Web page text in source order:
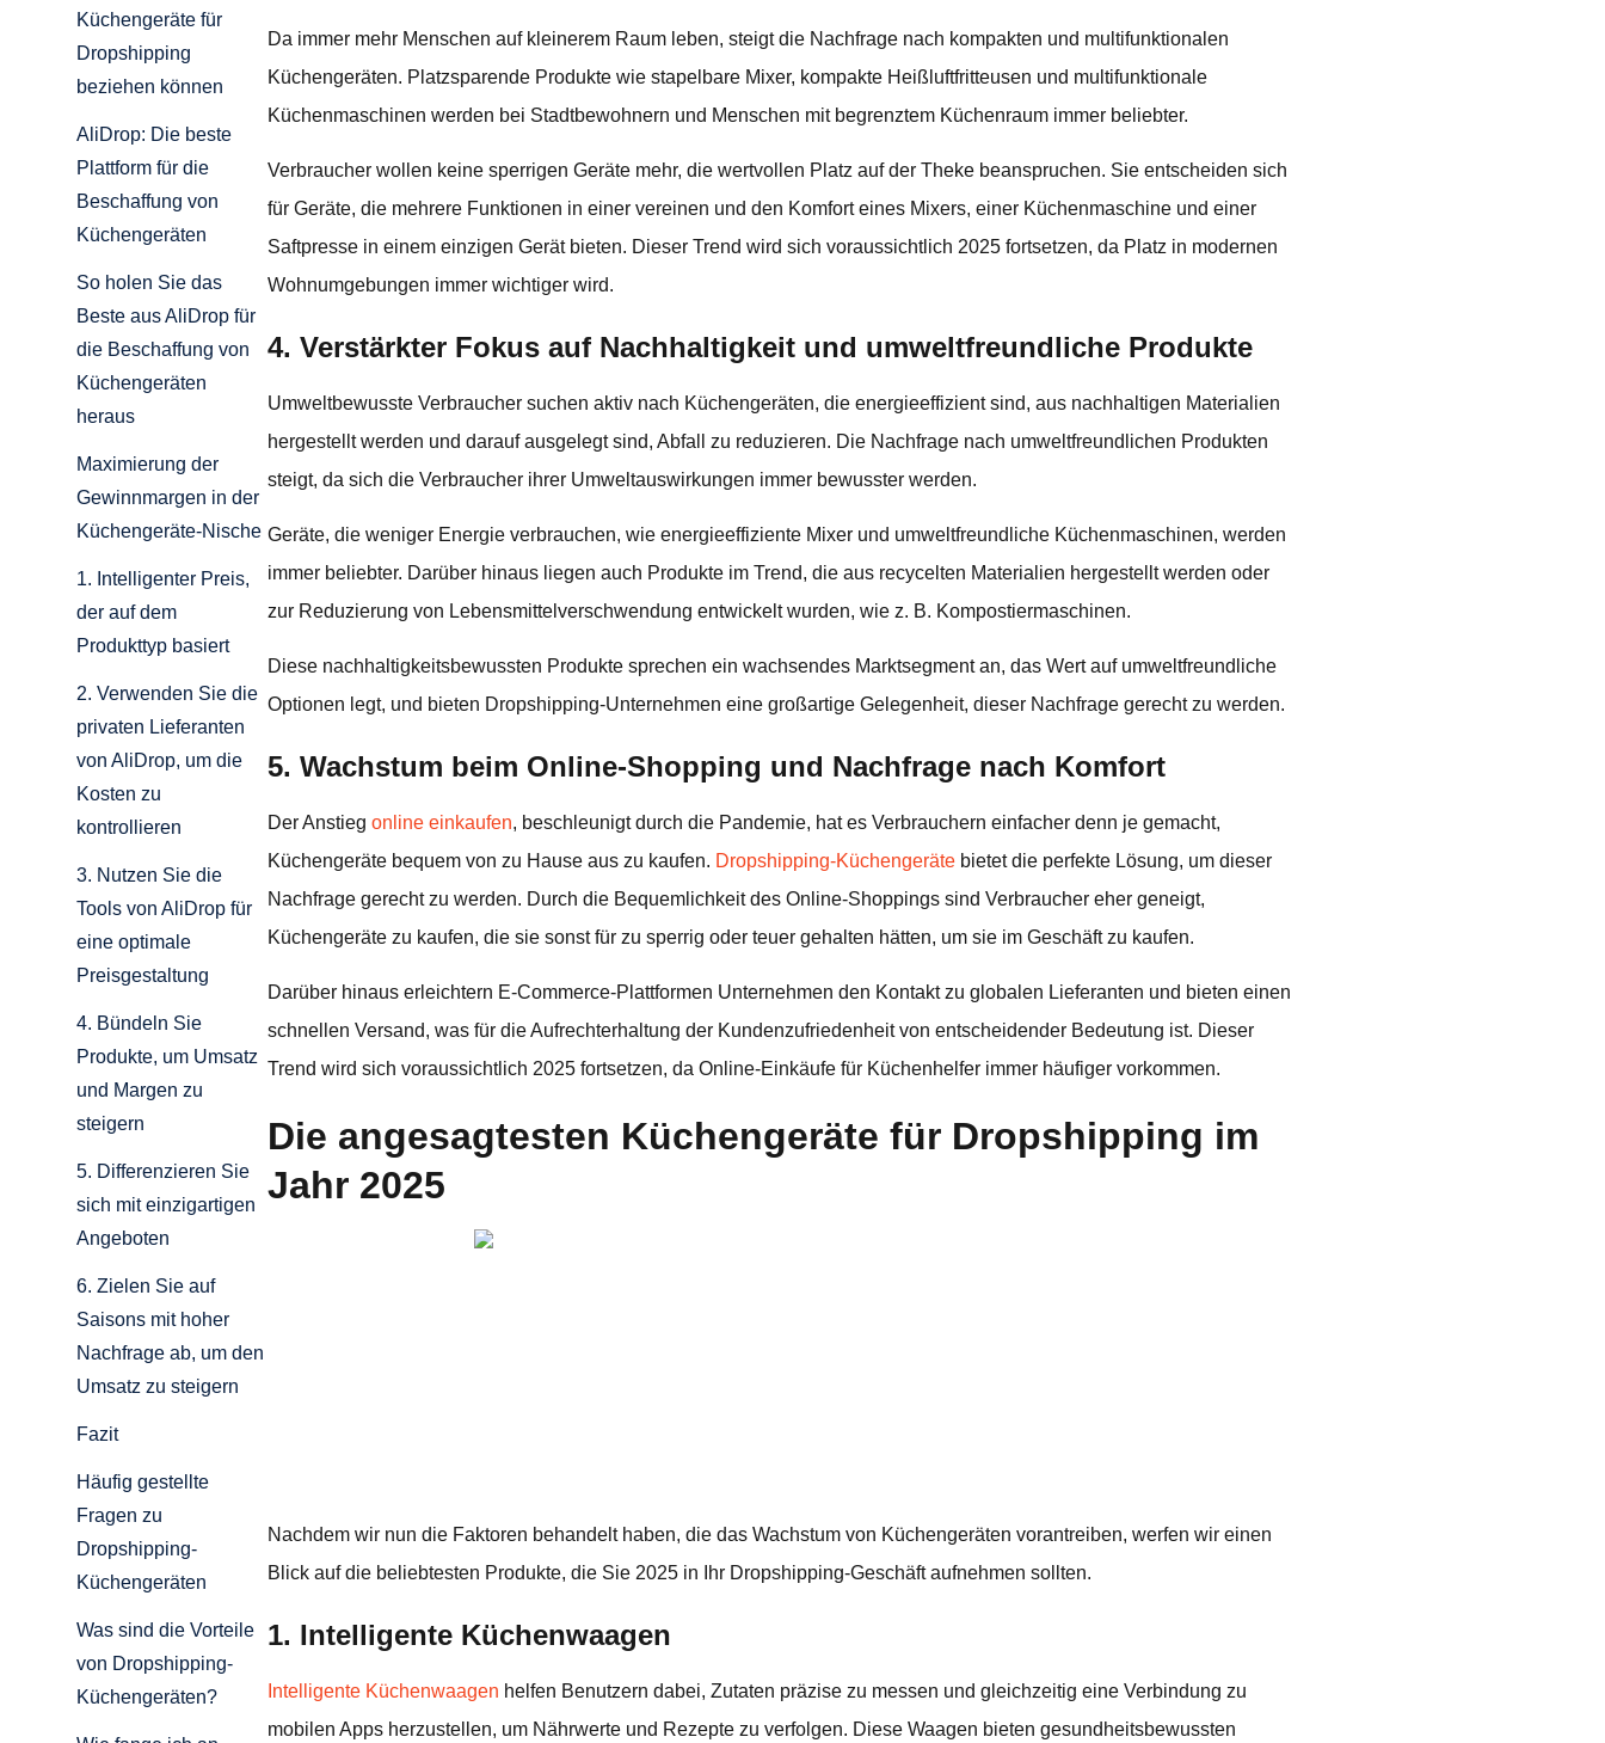
Küchengeräte für
Dropshipping
beziehen können
AliDrop: Die beste
Plattform für die
Beschaffung von
Küchengeräten
So holen Sie das
Beste aus AliDrop für
die Beschaffung von
Küchengeräten
heraus
Maximierung der
Gewinnmargen in der
Küchengeräte-Nische
1. Intelligenter Preis,
der auf dem
Produkttyp basiert
2. Verwenden Sie die
privaten Lieferanten
von AliDrop, um die
Kosten zu
kontrollieren
3. Nutzen Sie die
Tools von AliDrop für
eine optimale
Preisgestaltung
4. Bündeln Sie
Produkte, um Umsatz
und Margen zu
steigern
5. Differenzieren Sie
sich mit einzigartigen
Angeboten
6. Zielen Sie auf
Saisons mit hoher
Nachfrage ab, um den
Umsatz zu steigern
Fazit
Häufig gestellte
Fragen zu
Dropshipping-
Küchengeräten
Was sind die Vorteile
von Dropshipping-
Küchengeräten?
Da immer mehr Menschen auf kleinerem Raum leben, steigt die Nachfrage nach kompakten und multifunktionalen
Küchengeräten. Platzsparende Produkte wie stapelbare Mixer, kompakte Heißluftfritteusen und multifunktionale
Küchenmaschinen werden bei Stadtbewohnern und Menschen mit begrenztem Küchenraum immer beliebter.
Verbraucher wollen keine sperrigen Geräte mehr, die wertvollen Platz auf der Theke beanspruchen. Sie entscheiden sich
für Geräte, die mehrere Funktionen in einer vereinen und den Komfort eines Mixers, einer Küchenmaschine und einer
Saftpresse in einem einzigen Gerät bieten. Dieser Trend wird sich voraussichtlich 2025 fortsetzen, da Platz in modernen
Wohnumgebungen immer wichtiger wird.
4. Verstärkter Fokus auf Nachhaltigkeit und umweltfreundliche Produkte
Umweltbewusste Verbraucher suchen aktiv nach Küchengeräten, die energieeffizient sind, aus nachhaltigen Materialien
hergestellt werden und darauf ausgelegt sind, Abfall zu reduzieren. Die Nachfrage nach umweltfreundlichen Produkten
steigt, da sich die Verbraucher ihrer Umweltauswirkungen immer bewusster werden.
Geräte, die weniger Energie verbrauchen, wie energieeffiziente Mixer und umweltfreundliche Küchenmaschinen, werden
immer beliebter. Darüber hinaus liegen auch Produkte im Trend, die aus recycelten Materialien hergestellt werden oder
zur Reduzierung von Lebensmittelverschwendung entwickelt wurden, wie z. B. Kompostiermaschinen.
Diese nachhaltigkeitsbewussten Produkte sprechen ein wachsendes Marktsegment an, das Wert auf umweltfreundliche
Optionen legt, und bieten Dropshipping-Unternehmen eine großartige Gelegenheit, dieser Nachfrage gerecht zu werden.
5. Wachstum beim Online-Shopping und Nachfrage nach Komfort
Der Anstieg online einkaufen, beschleunigt durch die Pandemie, hat es Verbrauchern einfacher denn je gemacht,
Küchengeräte bequem von zu Hause aus zu kaufen. Dropshipping-Küchengeräte bietet die perfekte Lösung, um dieser
Nachfrage gerecht zu werden. Durch die Bequemlichkeit des Online-Shoppings sind Verbraucher eher geneigt,
Küchengeräte zu kaufen, die sie sonst für zu sperrig oder teuer gehalten hätten, um sie im Geschäft zu kaufen.
Darüber hinaus erleichtern E-Commerce-Plattformen Unternehmen den Kontakt zu globalen Lieferanten und bieten einen
schnellen Versand, was für die Aufrechterhaltung der Kundenzufriedenheit von entscheidender Bedeutung ist. Dieser
Trend wird sich voraussichtlich 2025 fortsetzen, da Online-Einkäufe für Küchenhelfer immer häufiger vorkommen.
Die angesagtesten Küchengeräte für Dropshipping im
Jahr 2025
Nachdem wir nun die Faktoren behandelt haben, die das Wachstum von Küchengeräten vorantreiben, werfen wir einen
Blick auf die beliebtesten Produkte, die Sie 2025 in Ihr Dropshipping-Geschäft aufnehmen sollten.
1. Intelligente Küchenwaagen
Intelligente Küchenwaagen helfen Benutzern dabei, Zutaten präzise zu messen und gleichzeitig eine Verbindung zu
mobilen Apps herzustellen, um Nährwerte und Rezepte zu verfolgen. Diese Waagen bieten gesundheitsbewussten